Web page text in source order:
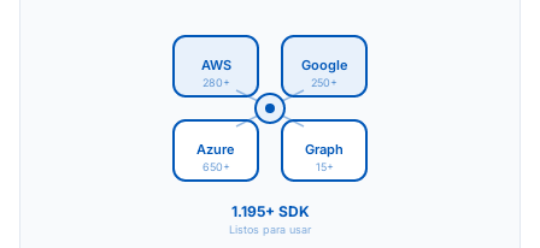
AWS
280+
Google
250+
Azure
650+
Graph
15+
1.195+ SDK
Listos para usar